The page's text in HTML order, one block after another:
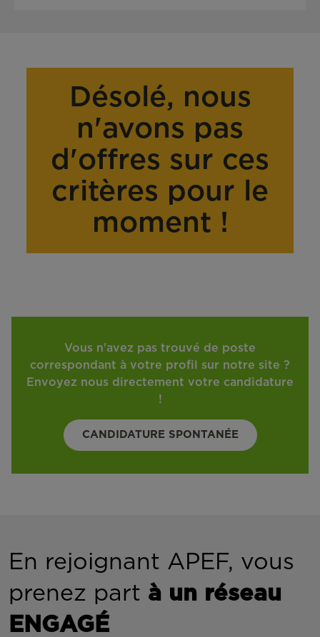
Désolé, nous
n'avons pas
d'offres sur ces
critères pour le
moment !
Vous n'avez pas trouvé de poste
correspondant à votre profil sur notre site ?
Envoyez nous directement votre candidature
!
CANDIDATURE SPONTANÉE
En rejoignant APEF, vous
prenez part à un réseau
ENGAGÉ